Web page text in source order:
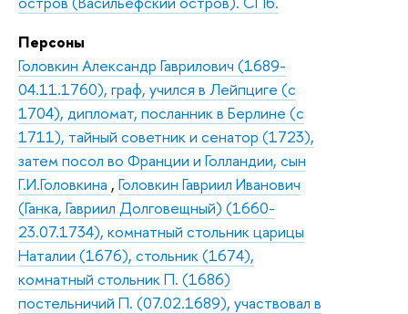
Персоны
Головкин Александр Гаврилович (1689-
04.11.1760), граф, учился в Лейпциге (с
1704), дипломат, посланник в Берлине (с
1711), тайный советник и сенатор (1723),
затем посол во Франции и Голландии, сын
Г.И.Головкина , Головкин Гавриил Иванович
(Ганка, Гавриил Долговещный) (1660-
23.07.1734), комнатный стольник царицы
Наталии (1676), стольник (1674),
комнатный стольник П. (1686)
постельничий П. (07.02.1689), участвовал в